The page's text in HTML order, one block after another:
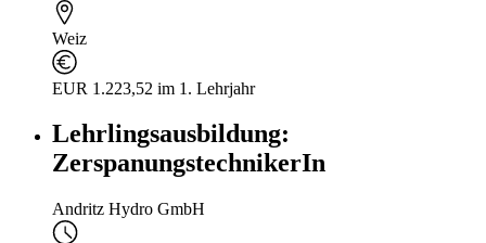
Weiz
EUR 1.223,52 im 1. Lehrjahr
Lehrlingsausbildung:
ZerspanungstechnikerIn
Andritz Hydro GmbH